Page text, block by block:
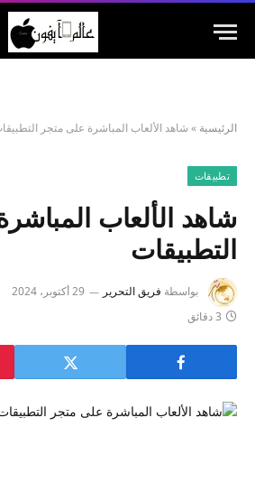
الرئيسية » شاهد الألعاب المباشرة على متجر
تطبيقات
شاهد الألعاب
التطبيقات
بواسطة فريق التحرير 29 أكتوبر، 2024
3 دقائق